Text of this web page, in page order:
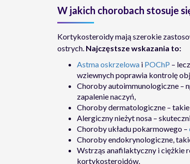
W jakich chorobach stosuje
Kortykosteroidy mają szerokie
ostrych. Najczęstsze wskazania to:
Astma oskrzelowa i POChP –
wziewnych poprawia kontrolę
Choroby autoimmunologiczne –
zapalenie naczyń,
Choroby dermatologiczne –
Alergiczny nieżyt nosa –
Choroby układu pokarmowego –
Choroby endokrynologiczne,
Wstrząs anafilaktyczny i ciężkie
kortykosteroidów.